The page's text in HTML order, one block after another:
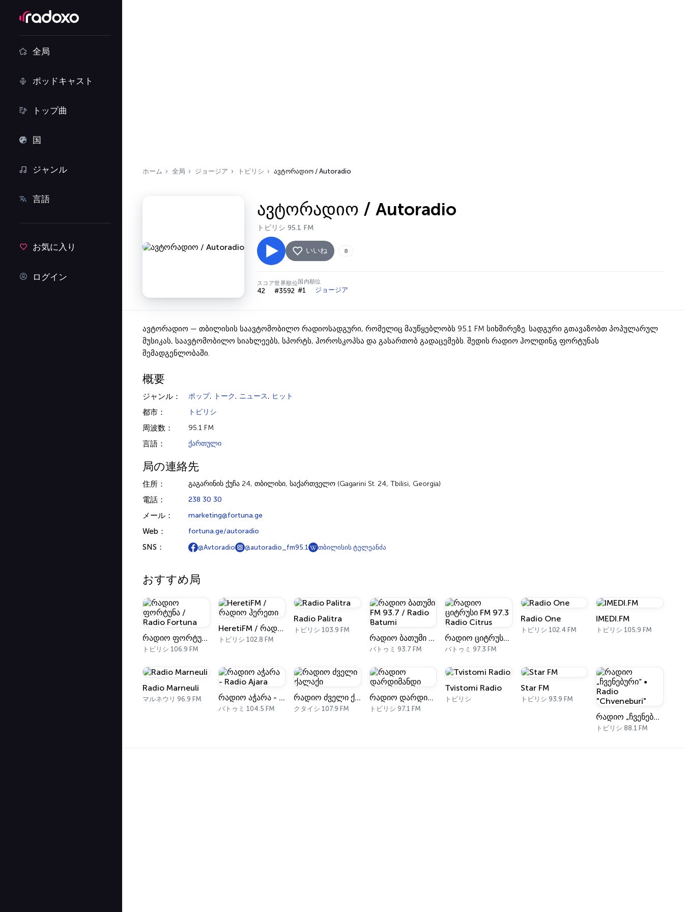
全局
ポッドキャスト
トップ曲
国
ジャンル
言語
お気に入り
ログイン
ホーム 全局 ジョージア トビリシ ავტორადიო / Autoradio
ავტორადიო / Autoradio
トビリシ 95.1 FM
いいね 8
スコア
42
世界順位
#3592
国内順位
#1 ジョージア
ავტორადიო — თბილისის საავტომობილო რადიოსადგური, რომელიც მაუწყებლობს 95.1 FM სიხშირეზე. სადგური გთავაზობთ პოპულარულ
მუსიკას, საავტომობილო სიახლეებს, სპორტს, ჰოროსკოპსა და გასართობ გადაცემებს. შედის რადიო ჰოლდინგ ფორტუნას
შემადგენლობაში.
概要
ジャンル： ポップ, トーク, ニュース, ヒット
都市： トビリシ
周波数： 95.1 FM
言語： ქართული
局の連絡先
住所： გაგარინის ქუჩა 24, თბილისი, საქართველო (Gagarini St. 24, Tbilisi, Georgia)
電話： 238 30 30
メール： marketing@fortuna.ge
Web： fortuna.ge/autoradio
SNS： @Avtoradio @autoradio_fm95.1 თბილისის ტელეანძა
おすすめ局
რადიო ფორტუნა / Radio Fortuna
トビリシ 106.9 FM
HeretiFM / რადიო ჰერეთი
トビリシ 102.8 FM
Radio Palitra
トビリシ 103.9 FM
რადიო ბათუმი FM 93.7 / Radio Batumi
バトゥミ 93.7 FM
რადიო ციტრუსი FM 97.3 Radio Citrus
バトゥミ 97.3 FM
Radio One
トビリシ 102.4 FM
IMEDI.FM
トビリシ 105.9 FM
Radio Marneuli
マルネウリ 96.9 FM რადიო აჭარა - Radio Ajara
バトゥミ 104.5 FM
რადიო ძველი ქალაქი
クタイシ 107.9 FM
რადიო დარდიმანდი
トビリシ 97.1 FM
Tvistomi Radio
トビリシ
Star FM
トビリシ 93.9 FM
რადიო „ჩვენებური“ • Radio "Chveneburi"
トビリシ 88.1 FM